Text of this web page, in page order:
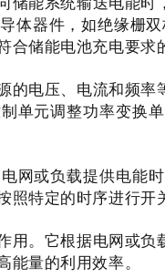
体器件，如绝缘栅
合储能电池充电要求
的电压、电流和频
单元调整功率变换
网或负载提供电能
照特定的时序进行
用。它根据电网或
量的利用效率。